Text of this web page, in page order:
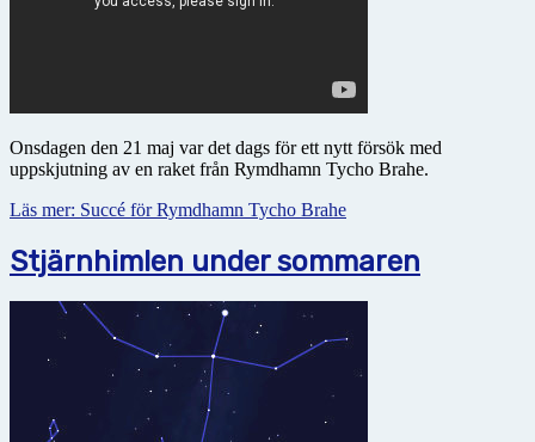
Onsdagen den 21 maj var det dags för ett nytt försök med
uppskjutning av en raket från Rymdhamn Tycho Brahe.
Läs mer: Succé för Rymdhamn Tycho Brahe
Stjärnhimlen under sommaren